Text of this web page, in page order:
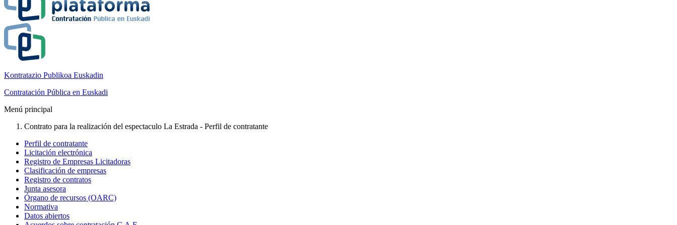
Kontratazio Publikoa Euskadin
Contratación Pública en Euskadi
Menú principal
Contrato para la realización del espectaculo La Estrada - Perfil de contratante
Perfil de contratante
Licitación electrónica
Registro de Empresas Licitadoras
Clasificación de empresas
Registro de contratos
Junta asesora
Órgano de recursos (OARC)
Normativa
Datos abiertos